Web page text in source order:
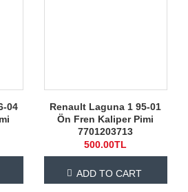
04
Renault Laguna 1 95-01
Ön Fren Kaliper Pimi
7701203713
500.00TL
ADD TO CART